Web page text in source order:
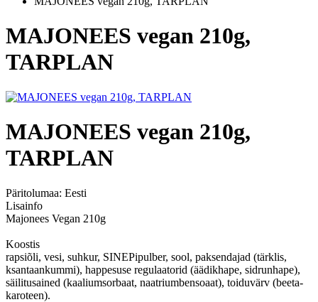
MAJONEES vegan 210g,
TARPLAN
MAJONEES vegan 210g,
TARPLAN
Päritolumaa: Eesti
Lisainfo
Majonees Vegan 210g
Koostis
rapsiõli, vesi, suhkur, SINEPipulber, sool, paksendajad (tärklis,
ksantaankummi), happesuse regulaatorid (äädikhape, sidrunhape),
säilitusained (kaaliumsorbaat, naatriumbensoaat), toiduvärv (beeta-
karoteen).